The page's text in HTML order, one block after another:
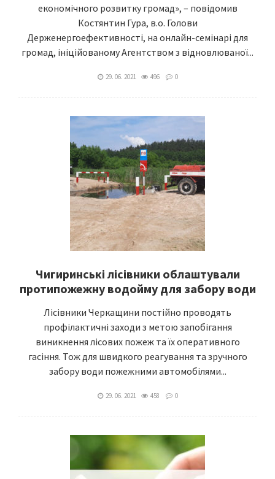
економічного розвитку громад», – повідомив
Костянтин Гура, в.о. Голови
Держенергоефективності, на онлайн-семінарі для
громад, ініційованому Агентством з відновлюваної...
29. 06. 2021 496 0
Чигиринські лісівники облаштували
протипожежну водойму для забору води
Лісівники Черкащини постійно проводять
профілактичні заходи з метою запобігання
виникнення лісових пожеж та їх оперативного
гасіння. Тож для швидкого реагування та зручного
забору води пожежними автомобілями...
29. 06. 2021 458 0